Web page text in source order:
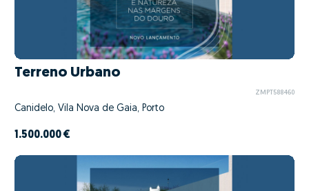
Terreno Urbano
ZMPT588460
Canidelo, Vila Nova de Gaia, Porto
1.500.000 €